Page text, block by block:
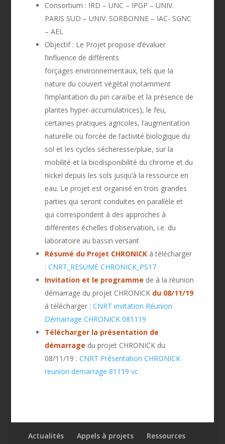
Consortium : IRD – UNC – IPGP – UNIV.
PARIS SUD – UNIV. SORBONNE – IAC- SGNC
– AEL
Objectif : Le Projet propose d’évaluer
l’influence de différents
forçages environnementaux, tels que la
nature du couvert végétal (notamment
l’implantation du pin caraïbe et la présence de
plantes hyper-accumulatrices), le feu,
certaines pratiques agricoles, l’augmentation
naturelle ou forcée de l’activité biologique du
sol et les cycles sécheresse/pluie, sur la
mobilité et la biodisponibilité du chrome et du
nickel depuis les sols jusqu’à la ressource en
eau. Le projet est organisé en trois grandes
parties qui seront conduites en parallèle et
qui correspondent à des approches à
différentes échelles d’observation, i.e. du
laboratoire au bassin versant
Résumé du Projet CHRONICKà télécharger
: CNRT_RESUME CHRONICK_PS17
Invitation et le programme de à la réunion
démarrage du projet CHRONICK du 08/11/19
à télécharger : CNRT invitation Réunion
Démarrage CHRONICK 081119
Télécharger la présentation de
démarrage du projet CHRONICK du
08/11/19 : CNRT Présentation CHRONICK
reunion demarrage 81119 vc
Actualités Appels à projets
Ressources